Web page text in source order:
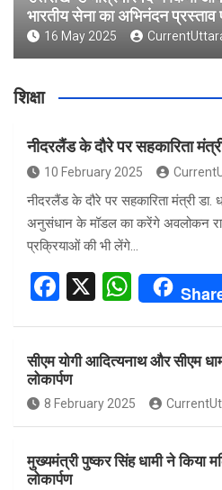
भारतीय सेना का अभिनंदन प्रस्ताव
16 May 2025
शिक्षा
नीदरलैंड के दौरे पर सहकारिता
10 February 2025
नीदरलैंड के दौरे पर सहकारिता मंत्री डा.
अनुसंधान के मॉडल का करेंगे अवलोकन
प्रक्रियाओं की भी लेंगे…
F
ce
b
o
o
k
X
W
s
A
p
p
सीएम योगी आदित्यनाथ और सीएम
लोकार्पण
8 February 2025
मुख्यमंत्री पुष्कर सिंह धामी ने किया
लोकार्पण